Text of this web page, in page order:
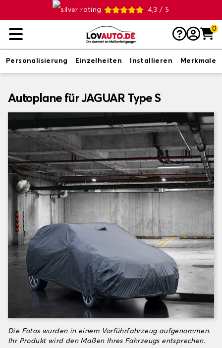
4,3 / 5
0
Personalisierung Einzelheiten Installieren Merkmale
Autoplane für JAGUAR Type S
Die Fotos wurden in einem Vorführfahrzeug aufgenommen.
Ihr Produkt wird den Maßen Ihres Fahrzeugs entsprechen.